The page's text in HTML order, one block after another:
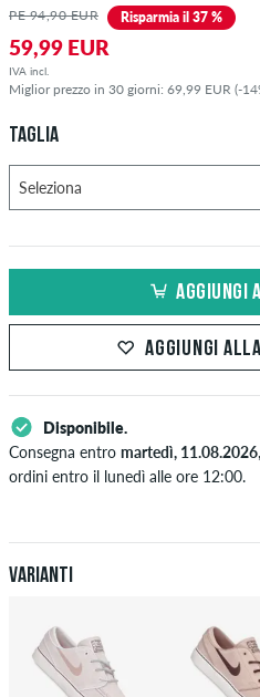
PE 94,90 EUR Risparmia il 37 %
59,99 EUR
IVA incl.
Miglior prezzo in 30 giorni: 69,99 EUR (-
TAGLIA
AGGIUNGI
AGGIUNGI
Disponibile.
Consegna entro martedì, 11.08.2026
ordini entro il lunedì alle ore 12:00.
Varianti